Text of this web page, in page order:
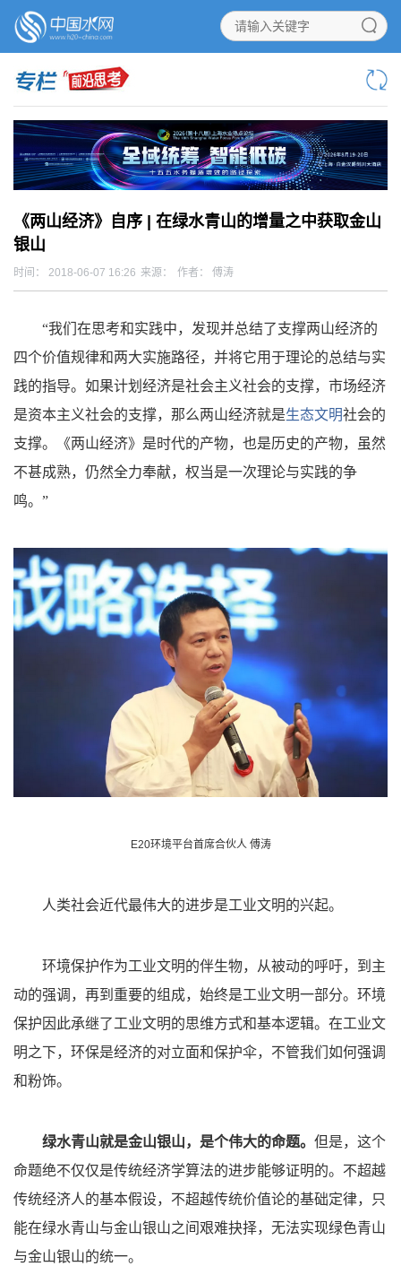
《两山经济》自序 | 在绿水青山的增量之中获取金山
银山
时间： 2018-06-07 16:26 来源： 作者： 傅涛
“我们在思考和实践中，发现并总结了支撑两山经济的
四个价值规律和两大实施路径，并将它用于理论的总结与实
践的指导。如果计划经济是社会主义社会的支撑，市场经济
是资本主义社会的支撑，那么两山经济就是生态文明社会的
支撑。《两山经济》是时代的产物，也是历史的产物，虽然
不甚成熟，仍然全力奉献，权当是一次理论与实践的争
鸣。”
E20环境平台首席合伙人 傅涛
人类社会近代最伟大的进步是工业文明的兴起。
环境保护作为工业文明的伴生物，从被动的呼吁，到主
动的强调，再到重要的组成，始终是工业文明一部分。环境
保护因此承继了工业文明的思维方式和基本逻辑。在工业文
明之下，环保是经济的对立面和保护伞，不管我们如何强调
和粉饰。
绿水青山就是金山银山，是个伟大的命题。 但是，这个
命题绝不仅仅是传统经济学算法的进步能够证明的。不超越
传统经济人的基本假设，不超越传统价值论的基础定律，只
能在绿水青山与金山银山之间艰难抉择，无法实现绿色青山
与金山银山的统一。